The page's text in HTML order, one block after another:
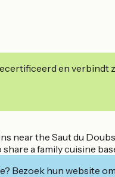
en
near the Saut du
share a family cuisine
Bezoek hun website